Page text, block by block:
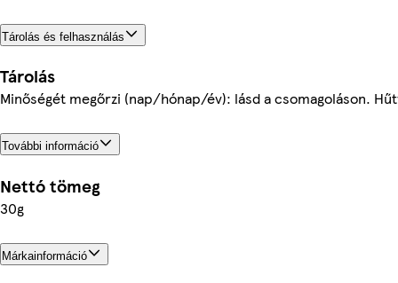
Tárolás és felhasználás
Tárolás
Minőségét megőrzi (nap/hónap/év): lásd a csomagoláson.
További információ
Nettó tömeg
30g
Márkainformáció